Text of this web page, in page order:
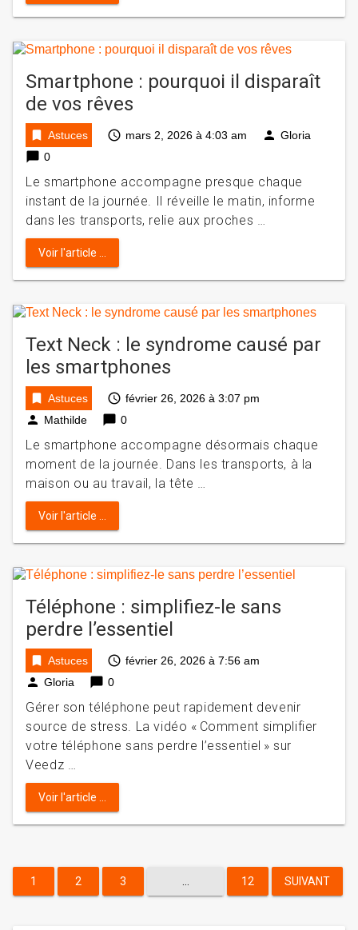
Smartphone : pourquoi il disparaît
de vos rêves
bookmark Astuces access_time mars 2, 2026 à 4:03 am person Gloria
chat_bubble 0
Le smartphone accompagne presque chaque
instant de la journée. Il réveille le matin, informe
dans les transports, relie aux proches …
Voir l'article ...
Text Neck : le syndrome causé par
les smartphones
bookmark Astuces access_time février 26, 2026 à 3:07 pm
person Mathilde chat_bubble 0
Le smartphone accompagne désormais chaque
moment de la journée. Dans les transports, à la
maison ou au travail, la tête …
Voir l'article ...
Téléphone : simplifiez-le sans
perdre l’essentiel
bookmark Astuces access_time février 26, 2026 à 7:56 am
person Gloria chat_bubble 0
Gérer son téléphone peut rapidement devenir
source de stress. La vidéo « Comment simplifier
votre téléphone sans perdre l’essentiel » sur
Veedz …
Voir l'article ...
Pagination
1 2 3 … 12 SUIVANT